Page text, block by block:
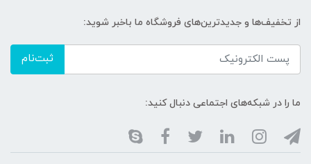
از تخفیف‌ها و جدیدترین‌های فروشگاه ما باخبر شوید:
ثبت‌نام
ما را در شبکه‌های اجتماعی دنبال کنید: